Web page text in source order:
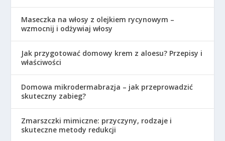
Maseczka na włosy z olejkiem rycynowym –
wzmocnij i odżywiaj włosy
Jak przygotować domowy krem z aloesu? Przepisy i
właściwości
Domowa mikrodermabrazja – jak przeprowadzić
skuteczny zabieg?
Zmarszczki mimiczne: przyczyny, rodzaje i
skuteczne metody redukcji